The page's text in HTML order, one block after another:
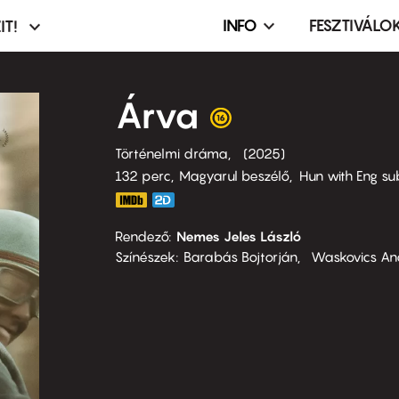
Infó,
menü
INFO
Árva
Történelmi dráma
2025
132 perc,
Magyarul beszélő Hun with Eng
Rendező Nemes Jeles László
Színészek
Barabás Bojtorján Waskovics